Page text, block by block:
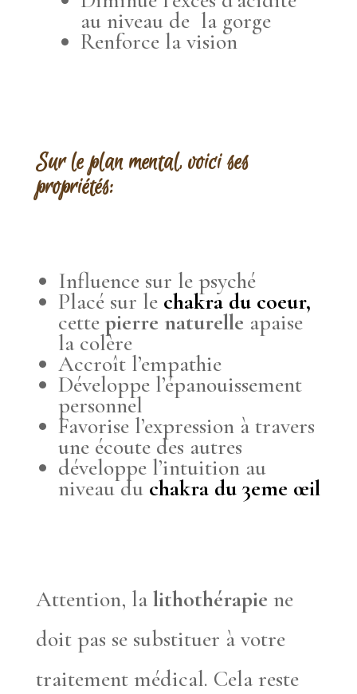
au niveau de la gorge
Renforce la vision
Sur le plan mental, voici ses
propriétés:
Influence sur le psyché
Placé sur le chakra du coeur,
cette pierre naturelle apaise
la colère
Accroît l’empathie
Développe l’épanouissement
personnel
Favorise l’expression à travers
une écoute des autres
développe l’intuition au
niveau du chakra du 3eme œil
Attention, la lithothérapie ne
doit pas se substituer à votre
traitement médical. Cela reste